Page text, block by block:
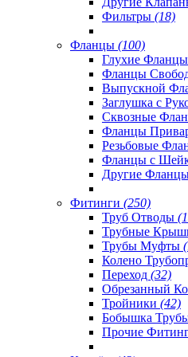
Фильтры (18)
Фланцы (100)
Глухие Фланцы
Фланцы
Выпускной
Заглушка с
Сквозные
Фланцы
Резьбовые
Фланцы с
Другие
Фитинги (250)
Труб Отводы
Трубные
Трубы Муфты
Колено
Переход (32)
Обрезанный
Тройники (42)
Бобышка
Прочие